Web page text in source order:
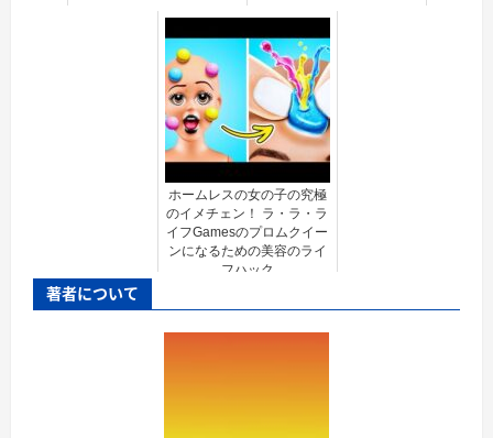
ホームレスの女の子の究極
のイメチェン！ ラ・ラ・ラ
イフGamesのプロムクイー
ンになるための美容のライ
フハック
著者について